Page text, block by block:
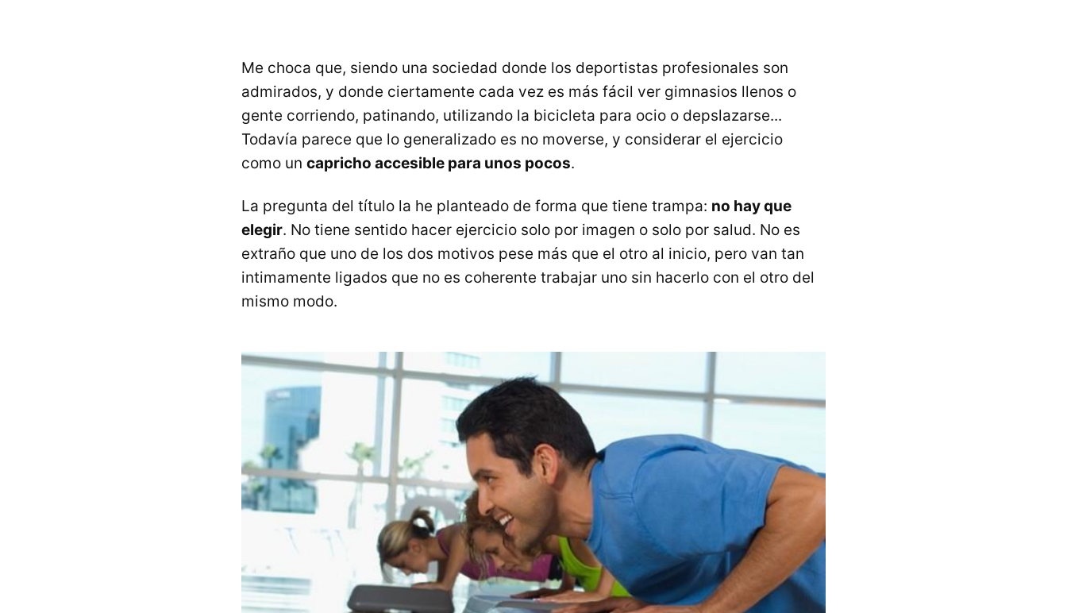
Me choca que, siendo una sociedad donde los deportistas profesionales son
admirados, y donde ciertamente cada vez es más fácil ver gimnasios llenos o
gente corriendo, patinando, utilizando la bicicleta para ocio o depslazarse...
Todavía parece que lo generalizado es no moverse, y considerar el ejercicio
como un capricho accesible para unos pocos.
La pregunta del título la he planteado de forma que tiene trampa: no hay que
elegir. No tiene sentido hacer ejercicio solo por imagen o solo por salud. No es
extraño que uno de los dos motivos pese más que el otro al inicio, pero van tan
intimamente ligados que no es coherente trabajar uno sin hacerlo con el otro del
mismo modo.